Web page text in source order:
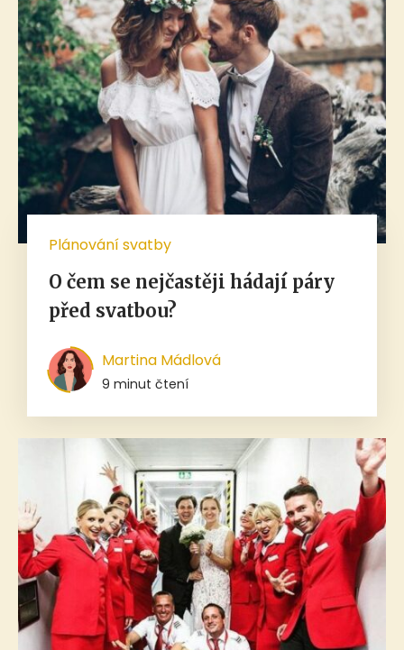
Plánování svatby
O čem se nejčastěji hádají páry
před svatbou?
Martina Mádlová
9 minut čtení